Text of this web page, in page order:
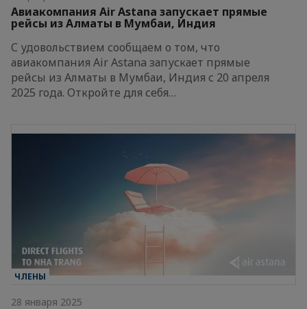
Авиакомпания Air Astana запускает прямые
рейсы из Алматы в Мумбаи, Индия
С удовольствием сообщаем о том, что
авиакомпания Air Astana запускает прямые
рейсы из Алматы в Мумбаи, Индия с 20 апреля
2025 года. Откройте для себя…
ЧЛЕНЫ
28 января 2025